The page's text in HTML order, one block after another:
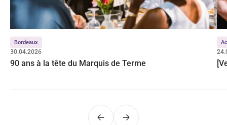
Bordeaux
30.04.2026
90 ans à la tête du Marquis de Terme
PrécédentSuivant